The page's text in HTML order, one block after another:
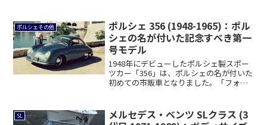
ポルシェその他
ポルシェ 356 (1948-1965)：ポル
シェの名が付いた記念すべき第一
号モデル
1948年にデビューしたポルシェ製スポー
ツカー「356」は、ポルシェの名が付いた
初めての市販車となりました。「フォル
SL
メルセデス・ベンツ SLクラス (3